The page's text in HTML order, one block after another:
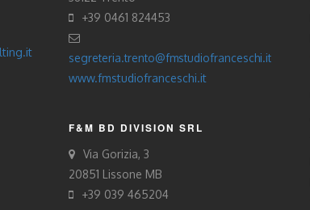
+39 0461 824453
segreteria.trento@fmstudiofranceschi.it
www.fmstudiofranceschi.it
F&M BD DIVISION SRL
Via Gorizia, 3
20851 Lissone MB
+39 039 465204